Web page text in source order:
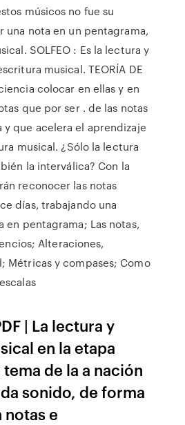
músicos no fue su
una nota en un pentagrama,
SOLFEO : Es la lectura y
musical. TEORÍA DE
colocar en ellas y en
que por ser . de las notas
que acelera el aprendizaje
musical. ¿Sólo la lectura
la interválica? Con la
reconocer las notas
días, trabajando una
en pentagrama; Las notas,
Alteraciones,
Métricas y compases; Como
| La lectura y
en la etapa
de la a nación
sonido, de forma
notas e